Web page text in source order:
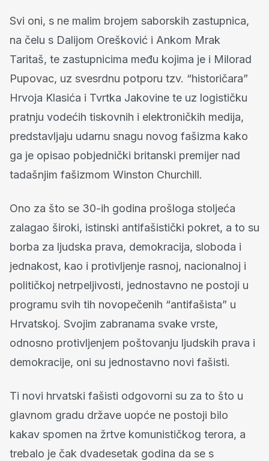
Svi oni, s ne malim brojem saborskih zastupnica,
na čelu s Dalijom Orešković i Ankom Mrak
Taritaš, te zastupnicima među kojima je i Milorad
Pupovac, uz svesrdnu potporu tzv. “historičara”
Hrvoja Klasića i Tvrtka Jakovine te uz logističku
pratnju vodećih tiskovnih i elektroničkih medija,
predstavljaju udarnu snagu novog fašizma kako
ga je opisao pobjednički britanski premijer nad
tadašnjim fašizmom Winston Churchill.
Ono za što se 30-ih godina prošloga stoljeća
zalagao široki, istinski antifašistički pokret, a to su
borba za ljudska prava, demokracija, sloboda i
jednakost, kao i protivljenje rasnoj, nacionalnoj i
političkoj netrpeljivosti, jednostavno ne postoji u
programu svih tih novopečenih “antifašista” u
Hrvatskoj. Svojim zabranama svake vrste,
odnosno protivljenjem poštovanju ljudskih prava i
demokracije, oni su jednostavno novi fašisti.
Ti novi hrvatski fašisti odgovorni su za to što u
glavnom gradu države uopće ne postoji bilo
kakav spomen na žrtve komunističkog terora, a
trebalo je čak dvadesetak godina da se s